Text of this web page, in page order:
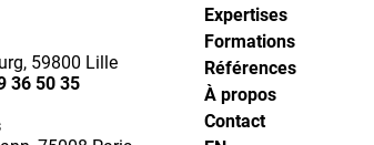
59800 Lille
36 50 35
Expertises
Formations
Références
À propos
Contact